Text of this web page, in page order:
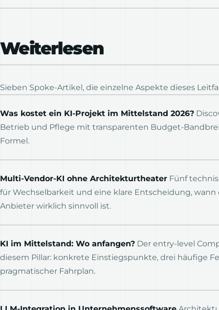
Weiterlesen
Sieben Spoke-Artikel, die einzelne Aspekte dieses
Was kostet ein KI-Projekt im Mittelstand 2026?
Betrieb und Pflege mit transparenten Budget-
Formel.
Multi-Vendor-KI ohne Architekturtheater Fünf
für Wechselbarkeit und eine klare Entscheidung, wann
Anbieter wirklich sinnvoll ist.
KI im Mittelstand: Wo anfangen? Der entry-level
diesem Pillar: konkrete Einstiegspunkte, drei häufige
pragmatischer Fahrplan.